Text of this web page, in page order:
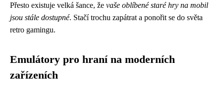
Přesto existuje velká šance, že vaše oblíbené staré hry na mobil
jsou stále dostupné. Stačí trochu zapátrat a ponořit se do světa
retro gamingu.
Emulátory pro hraní na moderních
zařízeních